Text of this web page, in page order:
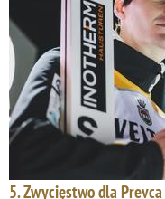
5. Zwycięstwo dla